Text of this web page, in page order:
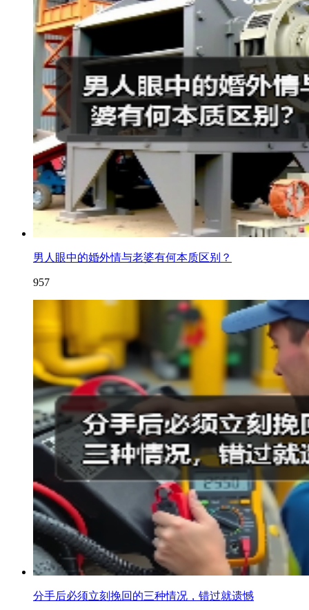
男人眼中的婚外情与老婆有何本质区别？
957
分手后必须立刻挽回的三种情况，错过就遗憾